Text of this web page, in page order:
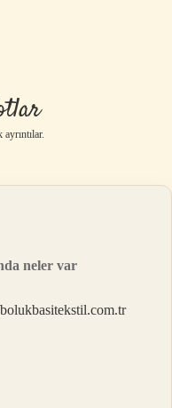
neler var